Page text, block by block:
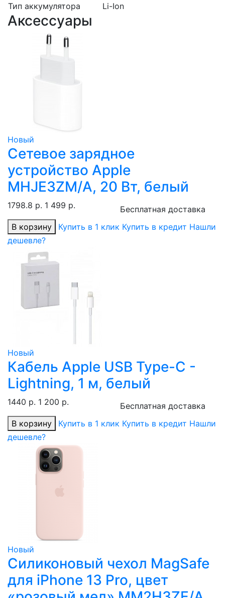
Тип аккумулятора
Li-Ion
Аксессуары
Новый
Сетевое зарядное
устройство Apple
MHJE3ZM/A, 20 Вт, белый
1798.8 р. 1 499 р.
Бесплатная доставка
В корзину
Купить в 1 клик Купить в кредит Нашли
дешевле?
Новый
Кабель Apple USB Type-C -
Lightning, 1 м, белый
1440 р. 1 200 р.
Бесплатная доставка
В корзину
Купить в 1 клик Купить в кредит Нашли
дешевле?
Новый
Силиконовый чехол MagSafe
для iPhone 13 Pro, цвет